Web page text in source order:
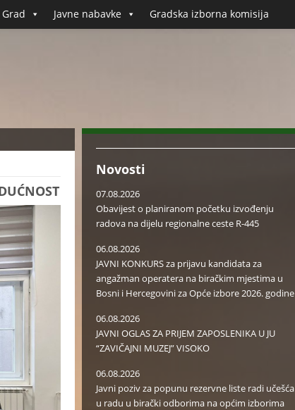
Javne nabavke Gradska izborna komisija
Novosti
07.08.2026
Obavijest o planiranom početku izvođenju
radova na dijelu regionalne ceste R-445
06.08.2026
JAVNI KONKURS za prijavu kandidata za
angažman operatera na biračkim mjestima u
Bosni i Hercegovini za Opće izbore 2026. godine
06.08.2026
JAVNI OGLAS ZA PRIJEM ZAPOSLENIKA U JU
“ZAVIČAJNI MUZEJ” VISOKO
06.08.2026
Javni poziv za popunu rezervne liste radi učešća
u radu u birački odborima na općim izborima